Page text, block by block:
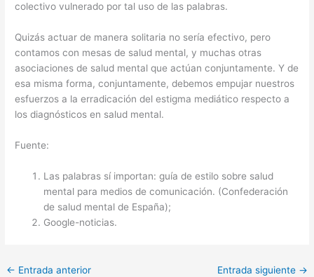
colectivo vulnerado por tal uso de las palabras.
Quizás actuar de manera solitaria no sería efectivo, pero
contamos con mesas de salud mental, y muchas otras
asociaciones de salud mental que actúan conjuntamente. Y de
esa misma forma, conjuntamente, debemos empujar nuestros
esfuerzos a la erradicación del estigma mediático respecto a
los diagnósticos en salud mental.
Fuente:
Las palabras sí importan: guía de estilo sobre salud
mental para medios de comunicación. (Confederación
de salud mental de España);
Google-noticias.
← Entrada anterior Entrada siguiente →